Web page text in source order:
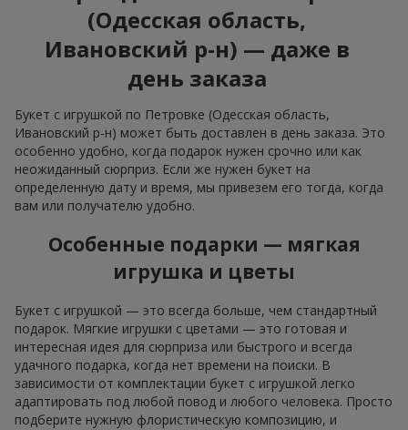
(Одесская область,
Ивановский р-н) — даже в
день заказа
Букет с игрушкой по Петровке (Одесская область,
Ивановский р-н) может быть доставлен в день заказа. Это
особенно удобно, когда подарок нужен срочно или как
неожиданный сюрприз. Если же нужен букет на
определенную дату и время, мы привезем его тогда, когда
вам или получателю удобно.
Особенные подарки — мягкая
игрушка и цветы
Букет с игрушкой — это всегда больше, чем стандартный
подарок. Мягкие игрушки с цветами — это готовая и
интересная идея для сюрприза или быстрого и всегда
удачного подарка, когда нет времени на поиски. В
зависимости от комплектации букет с игрушкой легко
адаптировать под любой повод и любого человека. Просто
подберите нужную флористическую композицию, и